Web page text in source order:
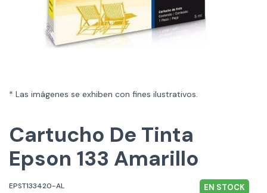
* Las imágenes se exhiben con fines ilustrativos.
Cartucho De Tinta
Epson 133 Amarillo
EPST133420-AL EN STOCK